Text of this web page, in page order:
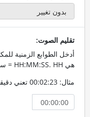
تقليم الصوت:
أدخل الطوابع الزمنية
هي HH:MM:SS. HH = ساعة، MM = دقائق، SS = ثوانٍ.
مثال: 00:02:23 تعني دقيقتين و23 ثانية.